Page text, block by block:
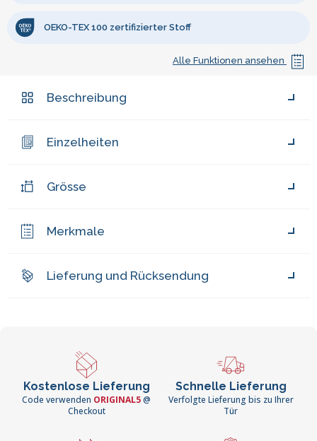
OEKO-TEX 100 zertifizierter Stoff
Alle Funktionen ansehen
Beschreibung
Einzelheiten
Grösse
Merkmale
Lieferung und Rücksendung
Kostenlose Lieferung
Code verwenden ORIGINAL5@
Checkout
Schnelle Lieferung
Verfolgte Lieferung bis zu Ihrer
Tür